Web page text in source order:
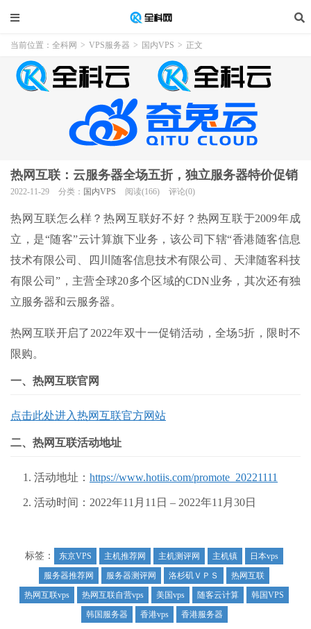
当前位置： 全科网 > VPS服务器 > 国内VPS > 正文
热网互联：云服务器全场五折，独立服务器特价促销
2022-11-29 分类： 国内VPS 阅读(166) 评论(0)
热网互联怎么样？热网互联好不好？热网互联于2009年成
立，是“随客”云计算旗下业务，该公司下辖“香港随客信息
技术有限公司、四川随客信息技术有限公司、天津随客科技
有限公司”，主营全球20多个区域的CDN业务，其次还有独
立服务器和云服务器。
热网互联开启了2022年双十一促销活动，全场5折，限时不
限购。
一、热网互联官网
点击此处进入热网互联官方网站
二、热网互联活动地址
活动地址： https://www.hotiis.com/promote_20221111
活动时间：2022年11月11日 – 2022年11月30日
标签： 东京VPS 主机推荐网 主机测评网 主机镇
日本vps
服务器推荐网
服务器测评网 洛杉矶ＶＰＳ
热网互联
热网互联vps
热网互联自营vps 美国vps 随客云计算
韩国VPS
韩国服务器
香港vps 香港服务器